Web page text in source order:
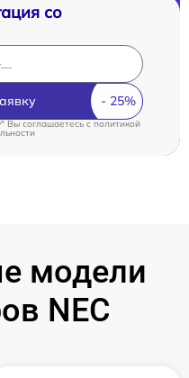
со
Вы соглашаетесь cполитикой
модели
NEC